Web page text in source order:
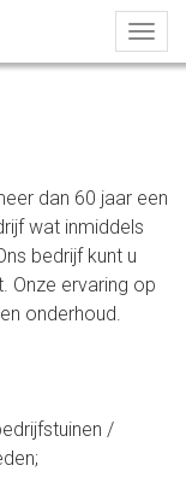
dan 60 jaar een
wat inmiddels
bedrijf kunt u
Onze ervaring op
onderhoud.
/